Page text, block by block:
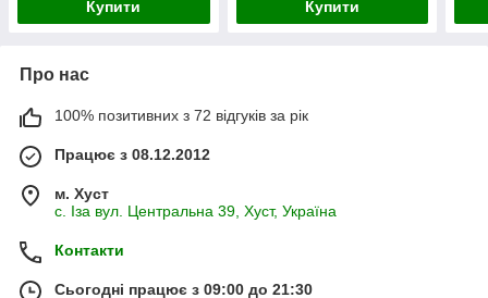
Купити Купити
Про нас
100% позитивних з 72 відгуків за рік
Працює з 08.12.2012
м. Хуст
с. Іза вул. Центральна 39, Хуст, Україна
Контакти
Сьогодні працює з 09:00 до 21:30